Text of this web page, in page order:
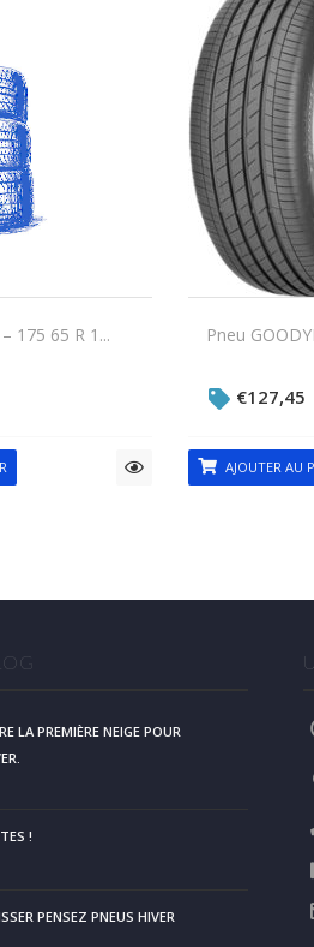
175 65 R 1... Pneu
€127,45
AJOUTER AU
LA PREMIÈRE NEIGE POUR
!
PENSEZ PNEUS HIVER